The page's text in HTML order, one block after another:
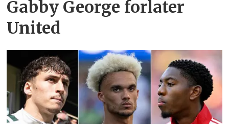
Gabby George forlater
United